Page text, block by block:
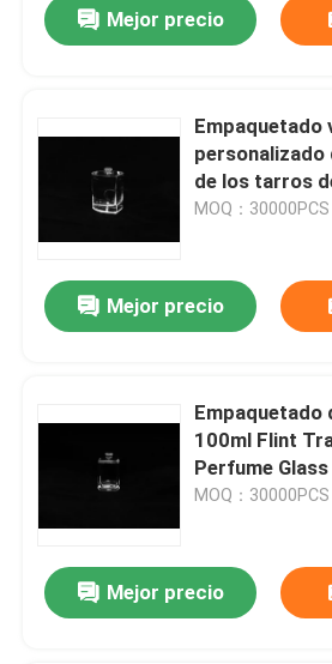
Mejor precio
Empaquetado
personalizado
de los tarros
perfume de la
MOQ：30000PCS
Mejor precio
Empaquetado
100ml Flint
Perfume
MOQ：30000PCS
Mejor precio